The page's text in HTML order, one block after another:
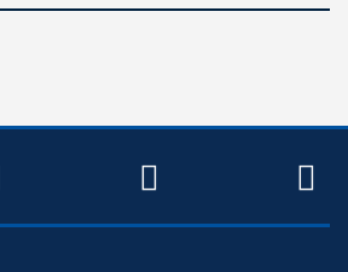
FACEBOOKYOUTUBE